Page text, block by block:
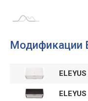
Модификации